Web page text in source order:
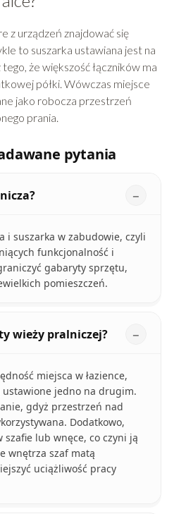
z urządzeń znajdować się
to suszarka ustawiana jest na
że większość łączników ma
półki. Wówczas miejsce
jako robocza przestrzeń
prania.
pytania
i suszarka w zabudowie, czyli
funkcjonalność i
gabaryty sprzętu,
pomieszczeń.
wieży pralniczej?
miejsca w łazience,
jedno na drugim.
gdyż przestrzeń nad
Dodatkowo,
szafie lub wnęce, co czyni ją
wnętrza szaf matą
uciążliwość pracy